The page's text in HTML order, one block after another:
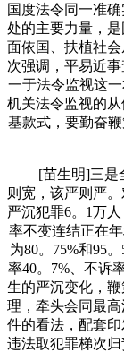
国度法令同一准
处的主要力量，
面依国、扶植社
次强调，平易近
一于法令监视这
机关法令监视的
基款式，要勤奋鞭
[苗生明]三是全
则宽，该严则严
严沉犯罪6。1万
率不变连结正在
为80。75%和95
率40。7%、不诉
生的严沉变化，
理，牵头会同最
件的看法，配套
违法取犯罪梯次